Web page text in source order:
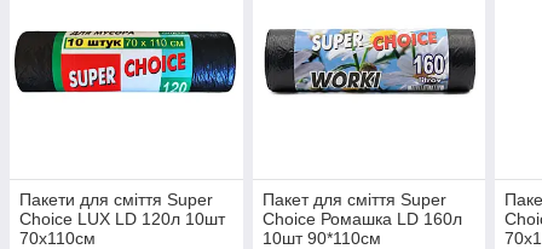
Пакети для сміття Super
Choice LUX LD 120л 10шт
70х110см
Пакет для сміття Super
Choice Ромашка LD 160л
10шт 90*110см